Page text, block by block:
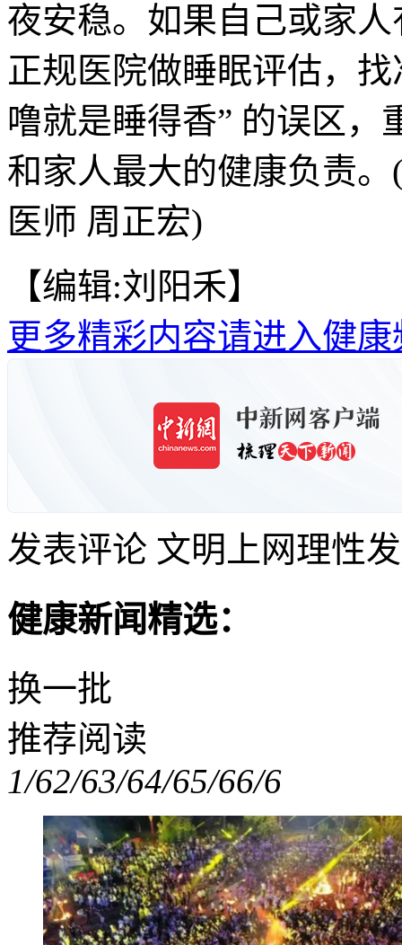
夜安稳。如果自己或家
正规医院做睡眠评估，
噜就是睡得香” 的误区，
和家人最大的健康负责
医师 周正宏)
【编辑:刘阳禾】
更多精彩内容请进入健康
发表评论 文明上网理性
健康新闻精选：
换一批
推荐阅读
1/62/63/64/65/66/6